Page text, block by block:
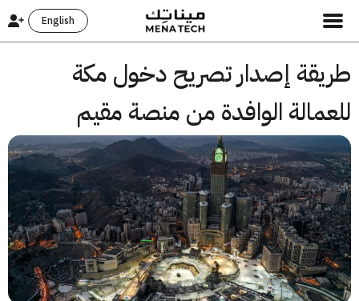
English
إصدار تصريح دخول مكة
الوافدة من منصة مقيم